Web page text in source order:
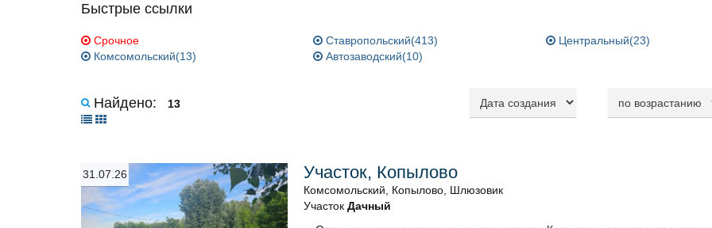
Быстрые ссылки
Срочное Ставропольский(413)
Центральный(23)
Комсомольский(13)
Автозаводский(10)
Найдено: 13
31.07.26 Участок, Копылово
Комсомольский, Копылово, Шлюзовик
Участок Дачный